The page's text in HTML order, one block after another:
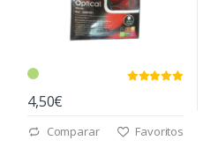
4,50€
Comparar Favoritos